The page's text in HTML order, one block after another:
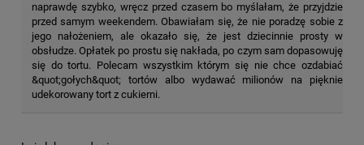
naprawdę szybko, wręcz przed czasem bo myślałam, że przyjdzie
przed samym weekendem. Obawiałam się, że nie poradzę sobie z
jego nałożeniem, ale okazało się, że jest dziecinnie prosty w
obsłudze. Opłatek po prostu się nakłada, po czym sam dopasowuję
się do tortu. Polecam wszystkim którym się nie chce ozdabiać
&quot;gołych&quot; tortów albo wydawać milionów na pięknie
udekorowany tort z cukierni.